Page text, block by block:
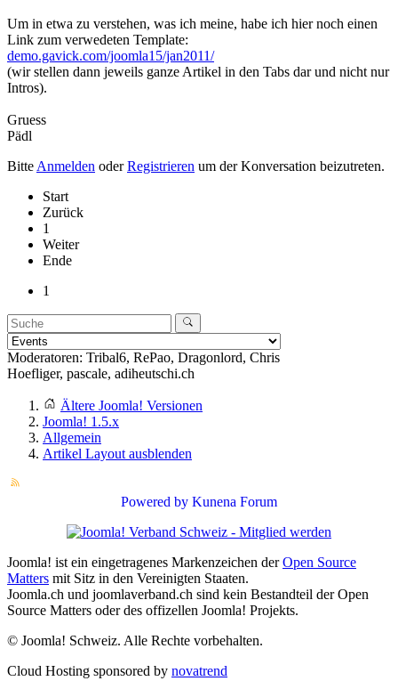
Um in etwa zu verstehen, was ich meine, habe ich hier noch einen
Link zum verwedeten Template:
demo.gavick.com/joomla15/jan2011/
(wir stellen dann jeweils ganze Artikel in den Tabs dar und nicht nur
Intros).
Gruess
Pädl
Bitte Anmelden oderRegistrieren um der Konversation beizutreten.
Start
Zurück
1
Weiter
Ende
1
Moderatoren: Tribal6, RePao, Dragonlord, Chris
Hoefliger, pascale, adiheutschi.ch
Ältere Joomla! Versionen
Joomla! 1.5.x
Allgemein
Artikel Layout ausblenden
Powered by Kunena Forum
Joomla! ist ein eingetragenes Markenzeichen derOpen Source
Matters mit Sitz in den Vereinigten Staaten.
Joomla.ch und joomlaverband.ch sind kein Bestandteil der Open
Source Matters oder des offizellen Joomla! Projekts.
© Joomla! Schweiz. Alle Rechte vorbehalten.
Cloud Hosting sponsored by novatrend